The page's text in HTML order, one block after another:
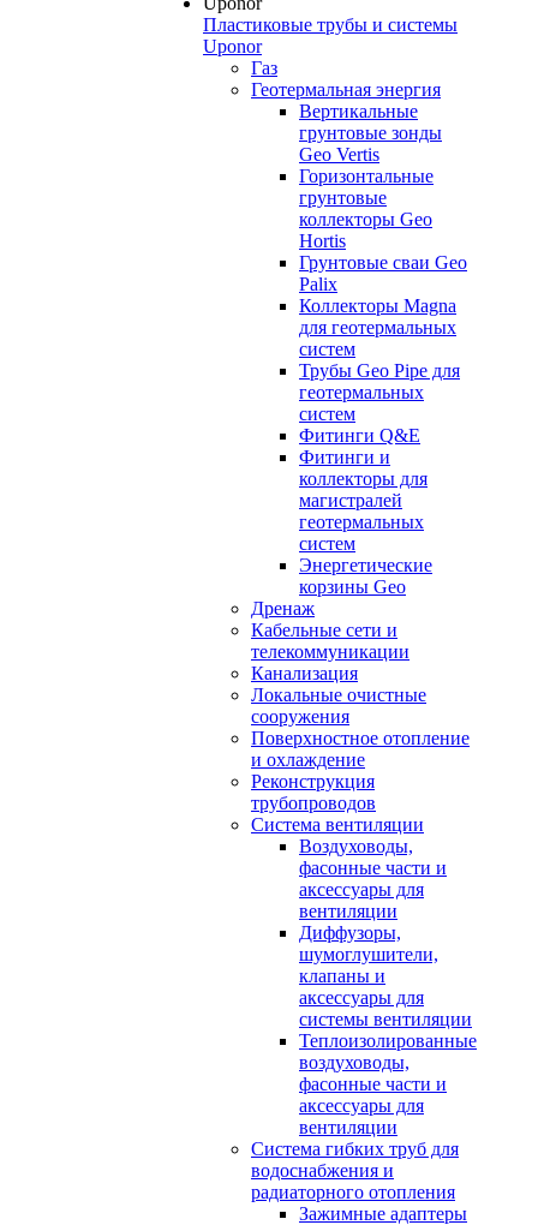
Пластиковые трубы и системы
Uponor
Газ
Геотермальная энергия
Вертикальные
грунтовые зонды
Geo Vertis
Горизонтальные
грунтовые
коллекторы Geo
Hortis
Грунтовые сваи Geo
Palix
Коллекторы Magna
для геотермальных
систем
Трубы Geo Pipe для
геотермальных
систем
Фитинги Q&E
Фитинги и
коллекторы для
магистралей
геотермальных
систем
Энергетические
корзины Geo
Дренаж
Кабельные сети и
телекоммуникации
Канализация
Локальные очистные
сооружения
Поверхностное отопление
и охлаждение
Реконструкция
трубопроводов
Система вентиляции
Воздуховоды,
фасонные части и
аксессуары для
вентиляции
Диффузоры,
шумоглушители,
клапаны и
аксессуары для
системы вентиляции
Теплоизолированные
воздуховоды,
фасонные части и
аксессуары для
вентиляции
Система гибких труб для
водоснабжения и
радиаторного отопления
Зажимные адаптеры